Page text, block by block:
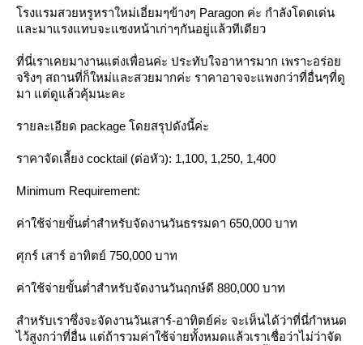
รงแรมสวยหรูหราใหม่เอี่ยมๆข้างๆ Paragon ค่ะ กำลังโดดเด่น
ละมาแรงแทบจะแซงหน้าเก่าๆกันอยู่แล้วทีเดียว
ที่นี่เราเคยมางานแต่งเพื่อนค่ะ ประทับใจอาหารมาก เพราะอร่อ
จริงๆ สถานที่ก็ใหม่และสวยมากค่ะ ราคาอาจจะแพงกว่าที่อื่นๆที่ดู
มา แต่ดูแล้วคุ้มนะคะ
รายละเอียด package โดยสรุปดังนี้ค่ะ
ราคาจัดเลี้ยง cocktail (ต่อหัว): 1,100, 1,250, 1,400
Minimum Requirement:
ค่าใช้จ่ายขั้นต่ำสำหรับจัดงานวันธรรมดา 650,000 บาท
ศุกร์ เสาร์ อาทิตย์ 750,000 บาท
ค่าใช้จ่ายขั้นต่ำสำหรับจัดงานวันฤกษ์ดี 880,000 บาท
สำหรับเราซึ่งจะจัดงานวันเสาร์-อาทิตย์ค่ะ จะเห็นได้ว่าที่นี่กำหนด
ไว้สูงกว่าที่อื่น แต่ถ้ารวมค่าใช้จ่ายทั้งหมดแล้วเราเชื่อว่าไม่ว่าจัด